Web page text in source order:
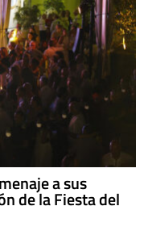
a sus
de la Fiesta del